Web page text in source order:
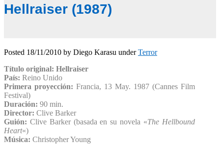
Hellraiser (1987)
Posted 18/11/2010 by Diego Karasu underTerror
Título original: Hellraiser
País: Reino Unido
Primera proyección: Francia, 13 May. 1987 (Cannes Film
Festival)
Duración: 90 min.
Director: Clive Barker
Guión: Clive Barker (basada en su novela «The Hellbound
Heart«)
Música: Christopher Young